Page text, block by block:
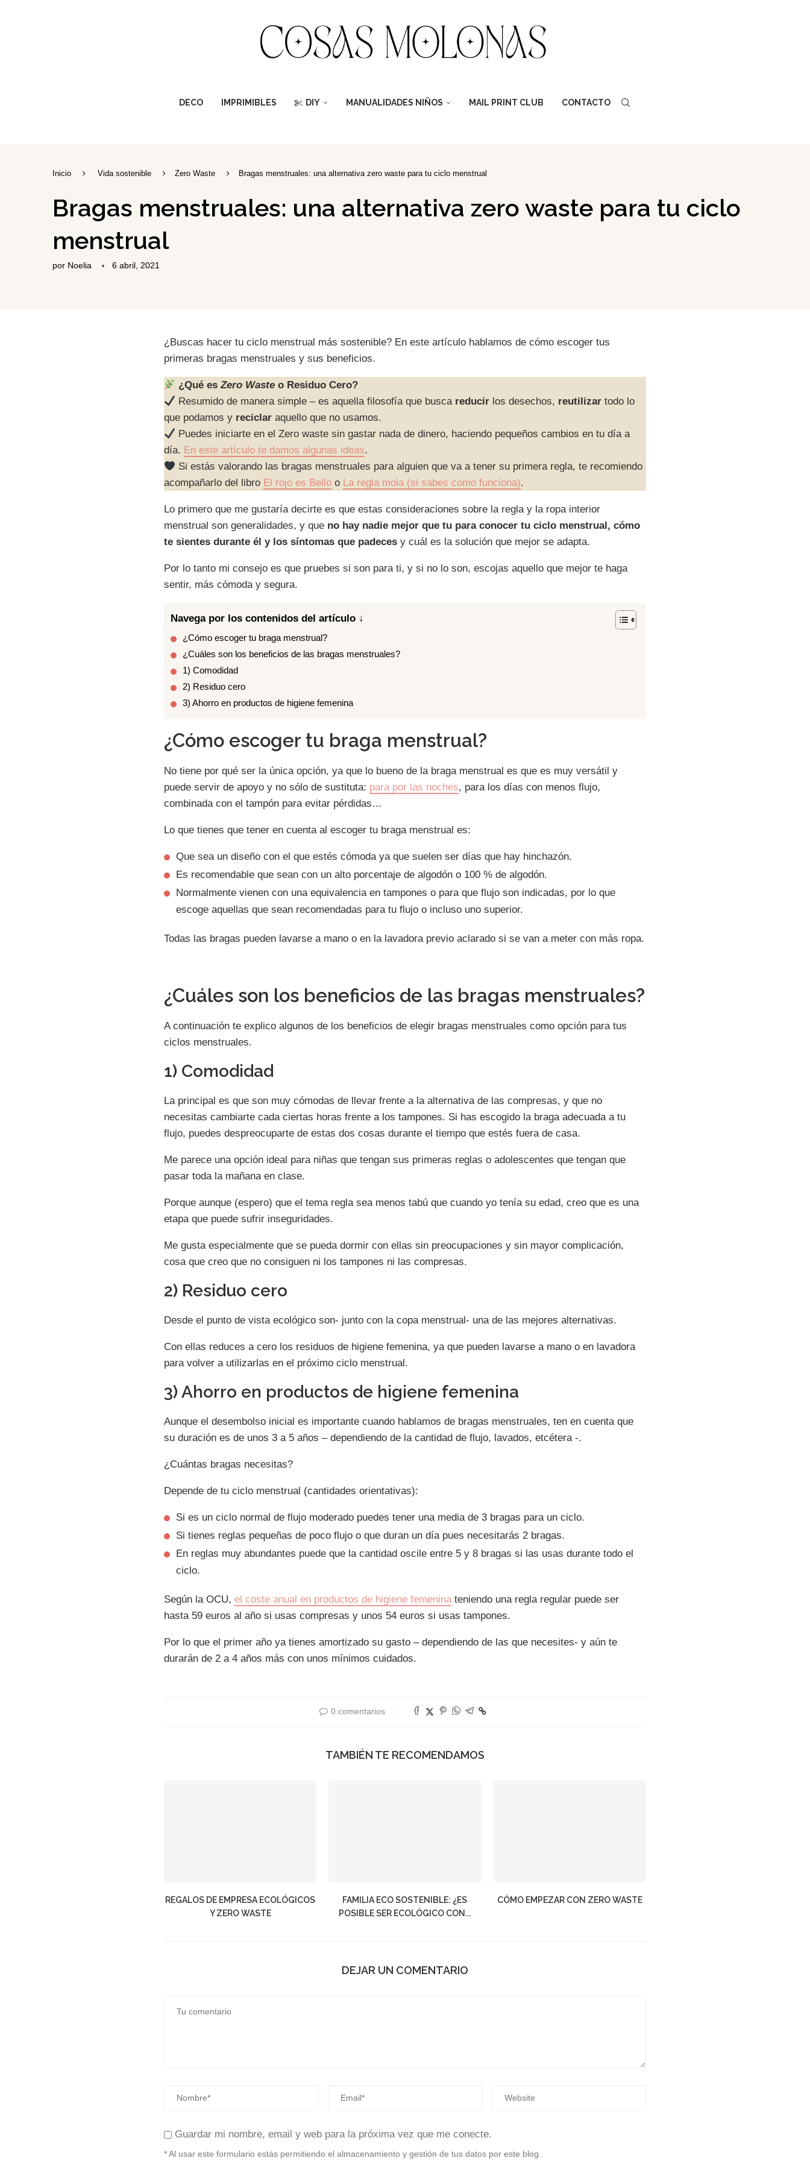
DECO IMPRIMIBLES DIY MANUALIDADES NIÑOS MAIL PRINT CLUB CONTACTO
Inicio Vida sostenible Zero Waste Bragas menstruales: una alternativa zero waste para tu ciclo menstrual
Bragas menstruales: una alternativa zero waste para tu ciclo
menstrual
por Noelia 6 abril, 2021
¿Buscas hacer tu ciclo menstrual más sostenible? En este artículo hablamos de cómo escoger tus
primeras bragas menstruales y sus beneficios.
¿Qué esZero Waste o Residuo Cero?
Resumido de manera simple – es aquella filosofía que busca reducir los desechos, reutilizar todo lo
que podamos y reciclar aquello que no usamos.
Puedes iniciarte en el Zero waste sin gastar nada de dinero, haciendo pequeños cambios en tu día a
día. En este artículo te damos algunas ideas.
Si estás valorando las bragas menstruales para alguien que va a tener su primera regla, te recomiendo
acompañarlo del libro El rojo es Bello o La regla mola (si sabes como funciona).
Lo primero que me gustaría decirte es que estas consideraciones sobre la regla y la ropa interior
menstrual son generalidades, y que no hay nadie mejor que tu para conocer tu ciclo menstrual, cómo
te sientes durante él y los síntomas que padeces y cuál es la solución que mejor se adapta.
Por lo tanto mi consejo es que pruebes si son para ti, y si no lo son, escojas aquello que mejor te haga
sentir, más cómoda y segura.
Navega por los contenidos del artículo ↓
¿Cómo escoger tu braga menstrual?
¿Cuáles son los beneficios de las bragas menstruales?
1) Comodidad
2) Residuo cero
3) Ahorro en productos de higiene femenina
¿Cómo escoger tu braga menstrual?
No tiene por qué ser la única opción, ya que lo bueno de la braga menstrual es que es muy versátil y
puede servir de apoyo y no sólo de sustituta: para por las noches, para los días con menos flujo,
combinada con el tampón para evitar pérdidas…
Lo que tienes que tener en cuenta al escoger tu braga menstrual es:
Que sea un diseño con el que estés cómoda ya que suelen ser días que hay hinchazón.
Es recomendable que sean con un alto porcentaje de algodón o 100 % de algodón.
Normalmente vienen con una equivalencia en tampones o para que flujo son indicadas, por lo que
escoge aquellas que sean recomendadas para tu flujo o incluso uno superior.
Todas las bragas pueden lavarse a mano o en la lavadora previo aclarado si se van a meter con más ropa.
¿Cuáles son los beneficios de las bragas menstruales?
A continuación te explico algunos de los beneficios de elegir bragas menstruales como opción para tus
ciclos menstruales.
1) Comodidad
La principal es que son muy cómodas de llevar frente a la alternativa de las compresas, y que no
necesitas cambiarte cada ciertas horas frente a los tampones. Si has escogido la braga adecuada a tu
flujo, puedes despreocuparte de estas dos cosas durante el tiempo que estés fuera de casa.
Me parece una opción ideal para niñas que tengan sus primeras reglas o adolescentes que tengan que
pasar toda la mañana en clase.
Porque aunque (espero) que el tema regla sea menos tabú que cuando yo tenía su edad, creo que es una
etapa que puede sufrir inseguridades.
Me gusta especialmente que se pueda dormir con ellas sin preocupaciones y sin mayor complicación,
cosa que creo que no consiguen ni los tampones ni las compresas.
2) Residuo cero
Desde el punto de vista ecológico son- junto con la copa menstrual- una de las mejores alternativas.
Con ellas reduces a cero los residuos de higiene femenina, ya que pueden lavarse a mano o en lavadora
para volver a utilizarlas en el próximo ciclo menstrual.
3) Ahorro en productos de higiene femenina
Aunque el desembolso inicial es importante cuando hablamos de bragas menstruales, ten en cuenta que
su duración es de unos 3 a 5 años – dependiendo de la cantidad de flujo, lavados, etcétera -.
¿Cuántas bragas necesitas?
Depende de tu ciclo menstrual (cantidades orientativas):
Si es un ciclo normal de flujo moderado puedes tener una media de 3 bragas para un ciclo.
Si tienes reglas pequeñas de poco flujo o que duran un día pues necesitarás 2 bragas.
En reglas muy abundantes puede que la cantidad oscile entre 5 y 8 bragas si las usas durante todo el
ciclo.
Según la OCU, el coste anual en productos de higiene femeninateniendo una regla regular puede ser
hasta 59 euros al año si usas compresas y unos 54 euros si usas tampones.
Por lo que el primer año ya tienes amortizado su gasto – dependiendo de las que necesites- y aún te
durarán de 2 a 4 años más con unos mínimos cuidados.
0 comentarios
TAMBIÉN TE RECOMENDAMOS
REGALOS DE EMPRESA ECOLÓGICOS
Y ZERO WASTE
FAMILIA ECO SOSTENIBLE: ¿ES
POSIBLE SER ECOLÓGICO CON...
CÓMO EMPEZAR CON ZERO WASTE
DEJAR UN COMENTARIO
Guardar mi nombre, email y web para la próxima vez que me conecte.
* Al usar este formulario estás permitiendo el almacenamiento y gestión de tus datos por este blog.